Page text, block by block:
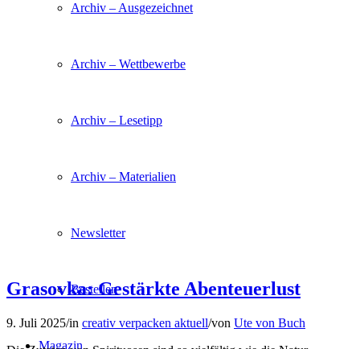
Archiv – Ausgezeichnet
Archiv – Wettbewerbe
Archiv – Lesetipp
Archiv – Materialien
Newsletter
Bestellen
Magazin
Grasovka: Gestärkte Abenteuerlust
9. Juli 2025/in creativ verpacken aktuell/von Ute von Buch